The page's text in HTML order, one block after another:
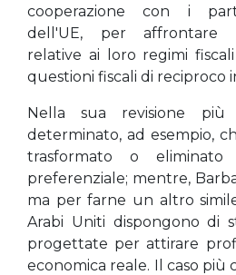
cooperazione con i
dell'UE, per affrontare
relative ai loro regimi
questioni fiscali di reciproco
Nella sua revisione
determinato, ad esempio,
trasformato o
preferenziale; mentre,
ma per farne un altro
Arabi Uniti dispongono di
progettate per attirare
economica reale. Il caso